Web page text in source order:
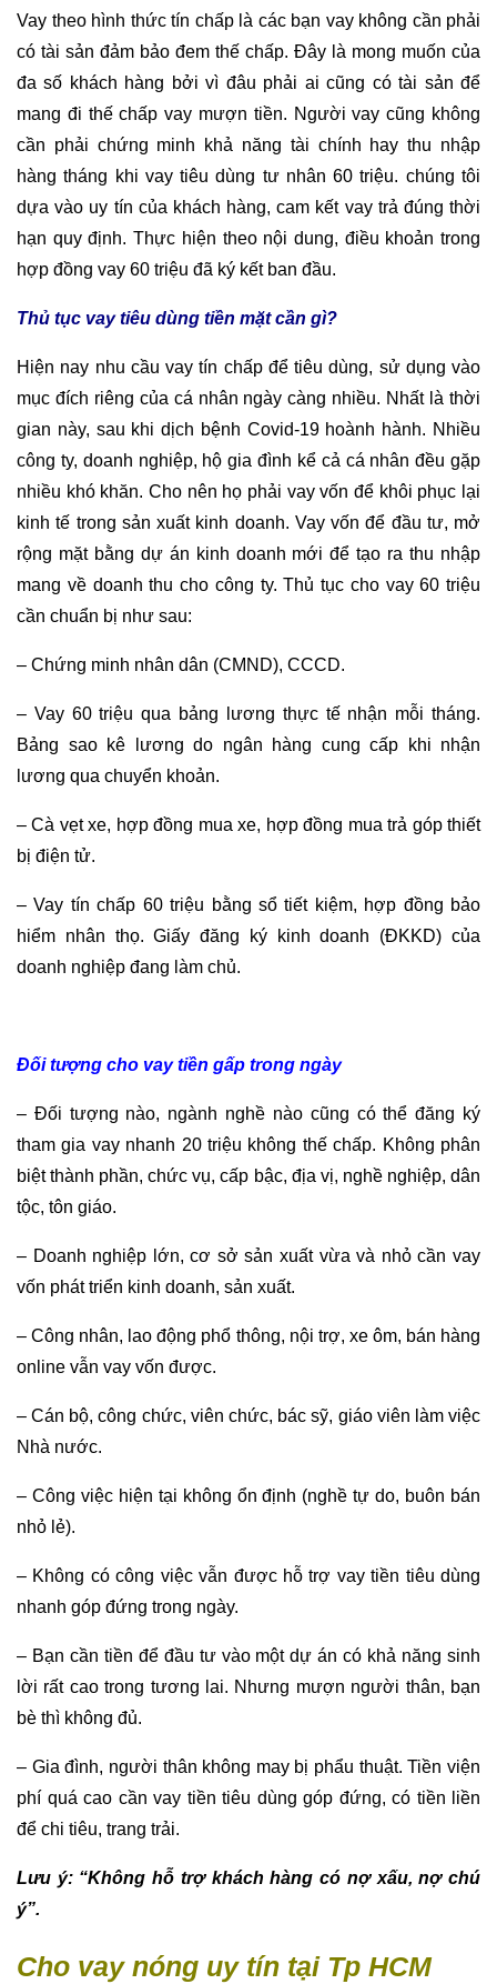
Vay theo hình thức tín chấp là các bạn vay không cần phải
có tài sản đảm bảo đem thế chấp. Đây là mong muốn của
đa số khách hàng bởi vì đâu phải ai cũng có tài sản để
mang đi thế chấp vay mượn tiền. Người vay cũng không
cần phải chứng minh khả năng tài chính hay thu nhập
hàng tháng khi vay tiêu dùng tư nhân 60 triệu. chúng tôi
dựa vào uy tín của khách hàng, cam kết vay trả đúng thời
hạn quy định. Thực hiện theo nội dung, điều khoản trong
hợp đồng vay 60 triệu đã ký kết ban đầu.
Thủ tục vay tiêu dùng tiền mặt cần gì?
Hiện nay nhu cầu vay tín chấp để tiêu dùng, sử dụng vào
mục đích riêng của cá nhân ngày càng nhiều. Nhất là thời
gian này, sau khi dịch bệnh Covid-19 hoành hành. Nhiều
công ty, doanh nghiệp, hộ gia đình kể cả cá nhân đều gặp
nhiều khó khăn. Cho nên họ phải vay vốn để khôi phục lại
kinh tế trong sản xuất kinh doanh. Vay vốn để đầu tư, mở
rộng mặt bằng dự án kinh doanh mới để tạo ra thu nhập
mang về doanh thu cho công ty. Thủ tục cho vay 60 triệu
cần chuẩn bị như sau:
– Chứng minh nhân dân (CMND), CCCD.
– Vay 60 triệu qua bảng lương thực tế nhận mỗi tháng.
Bảng sao kê lương do ngân hàng cung cấp khi nhận
lương qua chuyển khoản.
– Cà vẹt xe, hợp đồng mua xe, hợp đồng mua trả góp thiết
bị điện tử.
– Vay tín chấp 60 triệu bằng sổ tiết kiệm, hợp đồng bảo
hiểm nhân thọ. Giấy đăng ký kinh doanh (ĐKKD) của
doanh nghiệp đang làm chủ.
Đối tượng cho vay tiền gấp trong ngày
– Đối tượng nào, ngành nghề nào cũng có thể đăng ký
tham gia vay nhanh 20 triệu không thế chấp. Không phân
biệt thành phần, chức vụ, cấp bậc, địa vị, nghề nghiệp, dân
tộc, tôn giáo.
– Doanh nghiệp lớn, cơ sở sản xuất vừa và nhỏ cần vay
vốn phát triển kinh doanh, sản xuất.
– Công nhân, lao động phổ thông, nội trợ, xe ôm, bán hàng
online vẫn vay vốn được.
– Cán bộ, công chức, viên chức, bác sỹ, giáo viên làm việc
Nhà nước.
– Công việc hiện tại không ổn định (nghề tự do, buôn bán
nhỏ lẻ).
– Không có công việc vẫn được hỗ trợ vay tiền tiêu dùng
nhanh góp đứng trong ngày.
– Bạn cần tiền để đầu tư vào một dự án có khả năng sinh
lời rất cao trong tương lai. Nhưng mượn người thân, bạn
bè thì không đủ.
– Gia đình, người thân không may bị phẩu thuật. Tiền viện
phí quá cao cần vay tiền tiêu dùng góp đứng, có tiền liền
để chi tiêu, trang trải.
Lưu ý: “Không hỗ trợ khách hàng có nợ xấu, nợ chú
ý”.
Cho vay nóng uy tín tại Tp HCM